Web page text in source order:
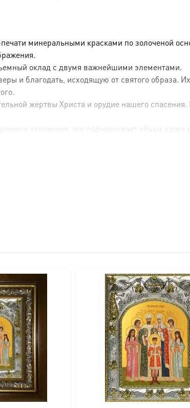
минеральными красками по золоченой
оклад с двумя важнейшими элементами.
и благодать, исходящую от святого образа.
жертвы Христа и орудие нашего
и золочения, что подчеркивает объем узора
по золочению.